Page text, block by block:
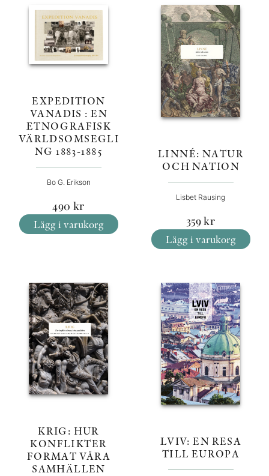
EXPEDITION
VANADIS : EN
ETNOGRAFISK
VÄRLDSOMSEGLI
NG 1883-1885
Bo G. Erikson
490 kr
Lägg i varukorg
LINNÉ: NATUR
OCH NATION
Lisbet Rausing
359kr
Lägg i varukorg
KRIG: HUR
KONFLIKTER
FORMAT VÅRA
SAMHÄLLEN
LVIV: EN RESA
TILL EUROPA